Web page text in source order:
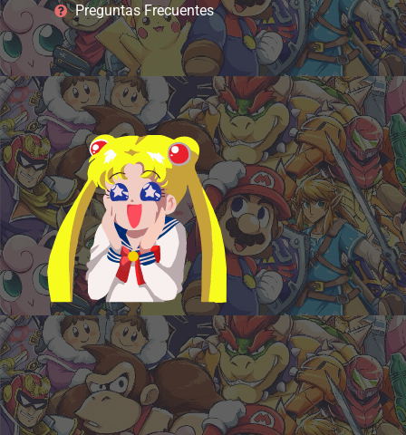
Preguntas Frecuentes